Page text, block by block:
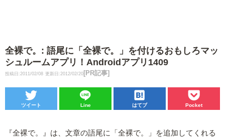
全裸で。: 語尾に「全裸で。」を付けるおもしろマッ
シュルームアプリ！Androidアプリ1409
投稿日:2011/02/08 更新日:2012/02/20 [PR記事]
ツイート Line はてブ Pocket
『全裸で。』は、文章の語尾に「全裸で。」を追加してくれる